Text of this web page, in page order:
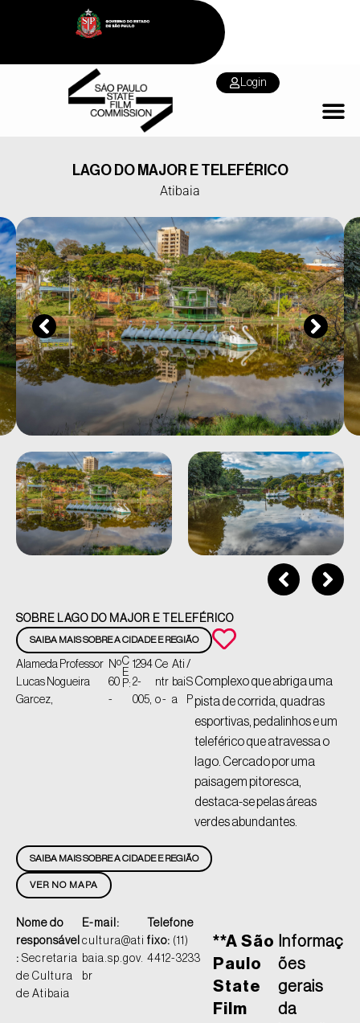
Login
LAGO DO MAJOR E TELEFÉRICO
Atibaia
SOBRE LAGO DO MAJOR E TELEFÉRICO
SAIBA MAIS SOBRE A CIDADE E REGIÃO
Alameda Professor
Lucas Nogueira
Garcez,
Nº
60
-
C
E
P:
1294
2-
005,
Ce
ntr
o -
Ati
bai
a
/
S
P
Complexo que abriga uma
pista de corrida, quadras
esportivas, pedalinhos e um
teleférico que atravessa o
lago. Cercado por uma
paisagem pitoresca,
destaca-se pelas áreas
verdes abundantes.
VER NO MAPA
SAIBA MAIS SOBRE A CIDADE E REGIÃO
Nome do
responsável
: Secretaria
de Cultura
de Atibaia
E-mail:
cultura@ati
baia.sp.gov.
br
Telefone
fixo: (11)
4412-3233
**A São
Paulo
State
Film
Informaç
ões
gerais
da